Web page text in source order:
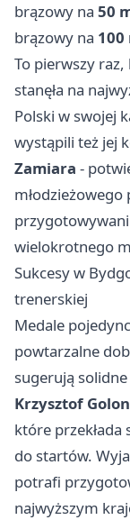
brązowy na 50
brązowy na
To pierwszy
stanęła na
Polski w swojej
wystąpili też jej
Zamiara -
młodzieżowego
wielokrotnego
Sukcesy w
trenerskiej
Medale
powtarzalne
sugerują
Krzysztof Golon
które
do startów.
potrafi
najwyższym